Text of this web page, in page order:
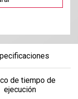
de tiempo de
ejecución